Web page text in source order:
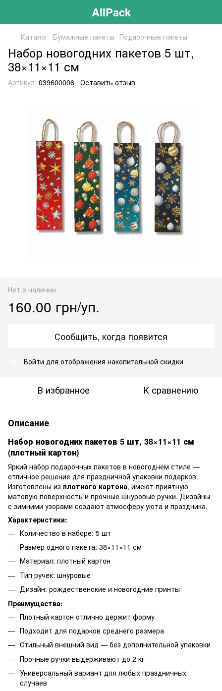
AllPack
Каталог Бумажные пакеты Подарочные пакеты
Набор новогодних пакетов 5 шт,
38×11×11 см
Артикул: 039600006 Оставить отзыв
Нет в наличии
160.00 грн/уп.
Сообщить, когда появится
Войти для отображения накопительной скидки
В избранное К сравнению
Описание
Набор новогодних пакетов 5 шт, 38×11×11 см
(плотный картон)
Яркий набор подарочных пакетов в новогоднем стиле —
отличное решение для праздничной упаковки подарков.
Изготовлены из плотного картона, имеют приятную
матовую поверхность и прочные шнуровые ручки. Дизайны
с зимними узорами создают атмосферу уюта и праздника.
Характеристики:
Количество в наборе: 5 шт
Размер одного пакета: 38×11×11 см
Материал: плотный картон
Тип ручек: шнуровые
Дизайн: рождественские и новогодние принты
Преимущества:
Плотный картон отлично держит форму
Подходит для подарков среднего размера
Стильный внешний вид — без дополнительной упаковки
Прочные ручки выдерживают до 2 кг
Универсальный вариант для любых праздничных
случаев